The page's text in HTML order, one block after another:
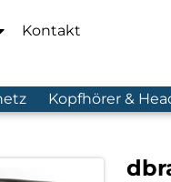
Kontakt
Kopfhörer &